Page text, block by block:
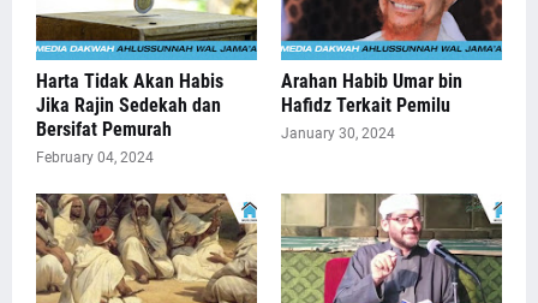
Harta Tidak Akan Habis
Jika Rajin Sedekah dan
Bersifat Pemurah
February 04, 2024
Arahan Habib Umar bin
Hafidz Terkait Pemilu
January 30, 2024